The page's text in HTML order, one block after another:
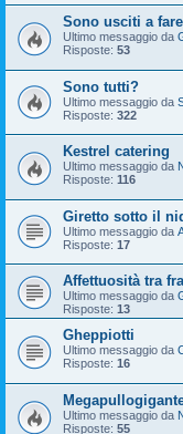
Sono usciti a
Ultimo messaggio da
Risposte: 53
Sono tutti?
Ultimo messaggio da
Risposte: 322
Kestrel catering
Ultimo messaggio da
Risposte: 116
Giretto sotto il
Ultimo messaggio da
Risposte: 17
Affettuosità tra
Ultimo messaggio da
Risposte: 13
Gheppiotti
Ultimo messaggio da
Risposte: 16
Ultimo messaggio da
Risposte: 55